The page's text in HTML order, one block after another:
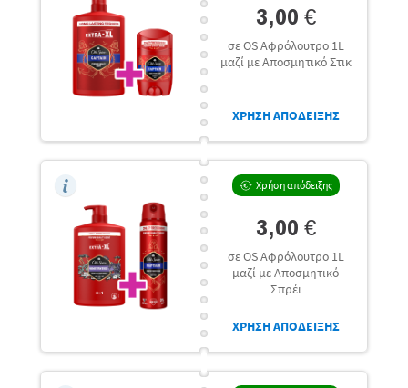
3,00 €
σε OS Αφρόλουτρο 1L
μαζί με Αποσμητικό Στικ
ΧΡΗΣΗ ΑΠΟΔΕΙΞΗΣ
Χρήση απόδειξης
3,00 €
σε OS Αφρόλουτρο 1L
μαζί με Αποσμητικό
Σπρέι
ΧΡΗΣΗ ΑΠΟΔΕΙΞΗΣ